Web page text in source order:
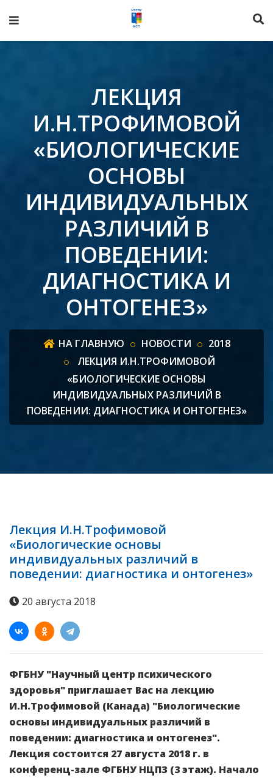
ЛЕКЦИЯ
И.Н.ТРОФИМОВОЙ
«БИОЛОГИЧЕСКИЕ
ОСНОВЫ
ИНДИВИДУАЛЬНЫХ
РАЗЛИЧИЙ В
ПОВЕДЕНИИ:
ДИАГНОСТИКА И
ОНТОГЕНЕЗ»
НА ГЛАВНУЮ НОВОСТИ
2018
ЛЕКЦИЯ И.Н.ТРОФИМОВОЙ
«БИОЛОГИЧЕСКИЕ ОСНОВЫ
ИНДИВИДУАЛЬНЫХ РАЗЛИЧИЙ В
ПОВЕДЕНИИ: ДИАГНОСТИКА И ОНТОГЕНЕЗ»
Лекция И.Н.Трофимовой
«Биологические основы
индивидуальных различий в
поведении: диагностика и онтогенез»
20 августа 2018
ФГБНУ "Научный центр психического
здоровья" приглашает Вас на лекцию
И.Н.Трофимовой (Канада) "Биологические
основы индивидуальных различий в
поведении: диагностика и онтогенез".
Лекция состоится 27 августа 2018 г. в
конференц-зале ФГБНУ НЦПЗ (3 этаж). Начало